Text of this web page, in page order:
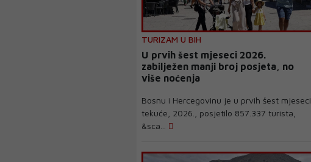
TURIZAM U BIH
U prvih šest mjeseci 2026.
zabilježen manji broj posjeta, no
više noćenja
Bosnu i Hercegovinu je u prvih šest mjeseci
tekuće, 2026., posjetilo 857.337 turista,
&sca...